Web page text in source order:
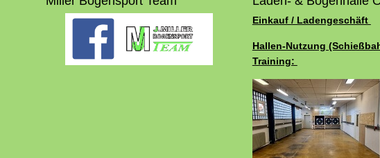
Einkauf / Ladengeschäft
Hallen-Nutzung
Training: